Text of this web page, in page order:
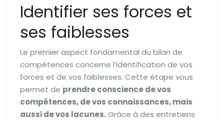
Identifier ses forces et
ses faiblesses
Le premier aspect fondamental du bilan de
compétences concerne l’identification de vos
forces et de vos faiblesses. Cette étape vous
permet de prendre conscience de vos
compétences, de vos connaissances, mais
aussi de vos lacunes.Grâce à des entretiens